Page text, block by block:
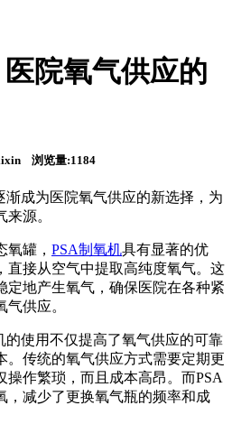
院氧气供应的
浏览量:1184
渐成为医院氧气供应的新选择，为
源。
罐， PSA制氧机具有显著的优
直接从空气中提取高纯度氧气。这
定地产生氧气，确保医院在各种紧
供应。
的使用不仅提高了氧气供应的可靠
。传统的氧气供应方式需要定期更
操作繁琐，而且成本高昂。而PSA
，减少了更换氧气瓶的频率和成